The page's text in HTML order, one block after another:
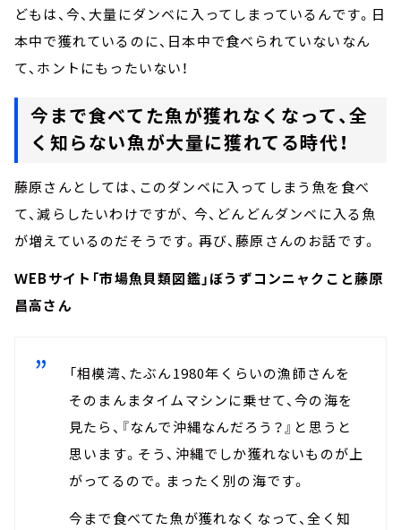
どもは、今、大量にダンベに入ってしまっているんです。日
本中で獲れているのに、日本中で食べられていないなん
て、ホントにもったいない！
今まで食べてた魚が獲れなくなって、全
く知らない魚が大量に獲れてる時代！
藤原さんとしては、このダンベに入ってしまう魚を食べ
て、減らしたいわけですが、 今、どんどんダンベに入る魚
が増えているのだそうです。再び、藤原さんのお話です。
ＷEBサイト「市場魚貝類図鑑」ぼうずコンニャクこと藤原
昌高さん
「相模湾、たぶん1980年くらいの漁師さんを
そのまんまタイムマシンに乗せて、今の海を
見たら、『なんで沖縄なんだろう？』と思うと
思います。そう、沖縄でしか獲れないものが上
がってるので。まったく別の海です。
今まで食べてた魚が獲れなくなって、全く知